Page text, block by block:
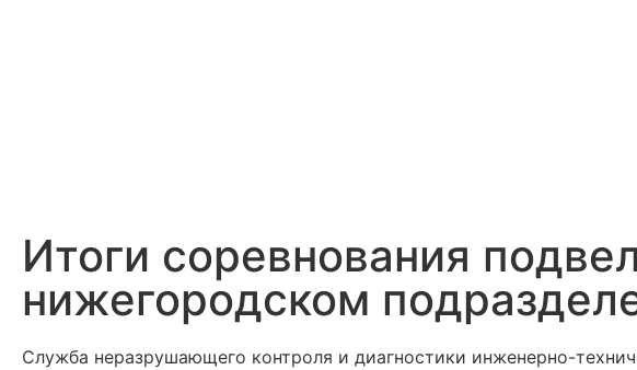
Итоги соревнования
нижегородском
Служба неразрушающего контроля и диагностики инженерно-